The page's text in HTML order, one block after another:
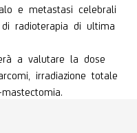
e metastasi celebrali
radioterapia di ultima
a valutare la dose
irradiazione totale